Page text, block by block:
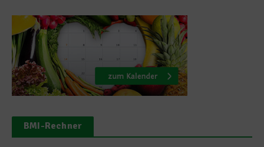
BMI-Rechner